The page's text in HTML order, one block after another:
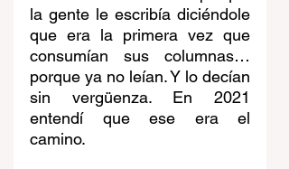
la gente le escribía diciéndole
que era la primera vez que
consumían sus columnas…
porque ya no leían. Y lo decían
sin vergüenza. En 2021
entendí que ese era el
camino.